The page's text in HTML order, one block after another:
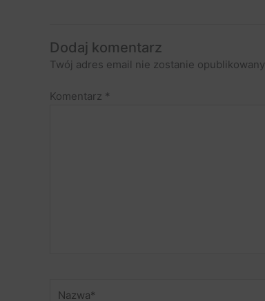
Dodaj komentarz
Twój adres email nie zostanie opublikowany.
Komentarz *